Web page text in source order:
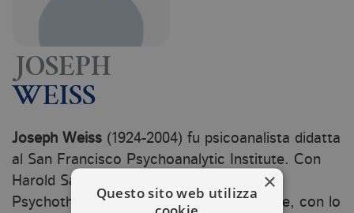
JOSEPH
WEISS
Joseph Weiss (1924-2004) fu psicoanalista didatta
al San Francisco Psychoanalytic Institute. Con
Harold Sampson diresse il San Francisco
Psychotherapy Research Group. È autore, con lo
×
Questo sito web utilizza